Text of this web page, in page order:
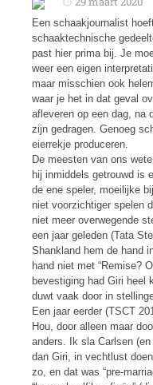
Een schaakjournalist
schaaktechnische
past hier prima bij. Je
weer een eigen
maar misschien ook
waar je het in dat geval
afleveren op een dag, na
zijn gedragen. Genoeg
eierrekje produceren.
De meesten van ons
hij inmiddels getrouwd is
de ene speler, moeilijke
niet voorzichtiger spelen
niet meer overwegende
een jaar geleden (Tata
Shankland hem de hand
hand niet met “Remise?
bevestiging had Giri heel
duwt vaak door in
Een jaar eerder (TSCT
Hou, door alleen maar
anders. Ik sla Carlsen
dan Giri, in vechtlust
zo, en dat was “pre-